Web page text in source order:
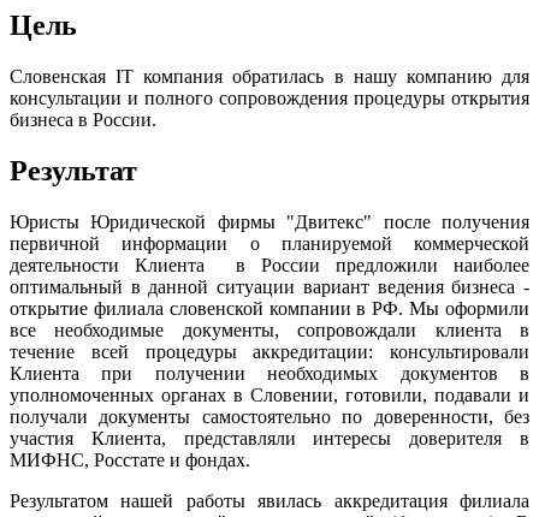
Цель
Словенская IT компания обратилась в нашу компанию для
консультации и полного сопровождения процедуры открытия
бизнеса в России.
Результат
Юристы Юридической фирмы "Двитекс" после получения
первичной информации о планируемой коммерческой
деятельности Клиента в России предложили наиболее
оптимальный в данной ситуации вариант ведения бизнеса -
открытие филиала словенской компании в РФ. Мы оформили
все необходимые документы, сопровождали клиента в
течение всей процедуры аккредитации: консультировали
Клиента при получении необходимых документов в
уполномоченных органах в Словении, готовили, подавали и
получали документы самостоятельно по доверенности, без
участия Клиента, представляли интересы доверителя в
МИФНС, Росстате и фондах.
Результатом нашей работы явилась аккредитация филиала